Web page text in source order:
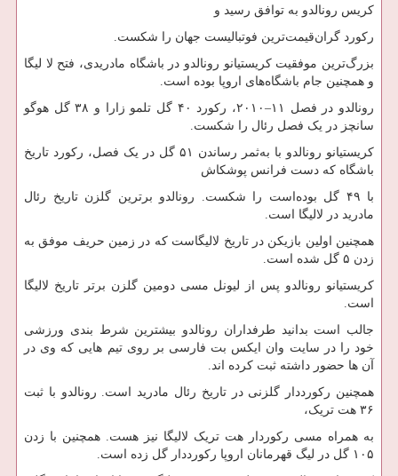
کریس رونالدو به توافق رسید و
رکورد گران‌قیمت‌ترین فوتبالیست جهان را شکست.
بزرگ‌ترین موفقیت کریستیانو رونالدو در باشگاه مادریدی، فتح لا لیگا
و همچنین جام باشگاه‌های اروپا بوده است.
رونالدو در فصل ۱۱–۲۰۱۰، رکورد ۴۰ گل تلمو زارا و ۳۸ گل هوگو
سانچز در یک فصل رئال را شکست.
کریستیانو رونالدو با به‌ثمر رساندن ۵۱ گل در یک فصل، رکورد تاریخ
باشگاه که دست فرانس پوشکاش
با ۴۹ گل بوده‌است را شکست. رونالدو برترین گلزن تاریخ رئال
مادرید در لالیگا است.
همچنین اولین بازیکن در تاریخ لالیگاست که در زمین حریف موفق به
زدن ۵ گل شده است.
کریستیانو رونالدو پس از لیونل مسی دومین گلزن برتر تاریخ لالیگا
است.
جالب است بدانید طرفداران رونالدو بیشترین شرط بندی ورزشی
خود را در سایت وان ایکس بت فارسی بر روی تیم هایی که وی در
آن ها حضور داشته ثبت کرده اند.
همچنین رکورددار گلزنی در تاریخ رئال مادرید است. رونالدو با ثبت
۳۶ هت تریک،
به همراه مسی رکوردار هت تریک لالیگا نیز هست. همچنین با زدن
۱۰۵ گل در لیگ قهرمانان اروپا رکورددار گل زده است.